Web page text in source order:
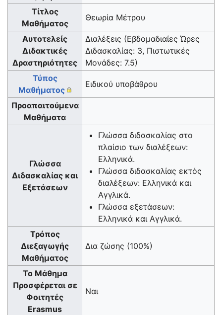
Τίτλος
Μαθήματος
Θεωρία Μέτρου
Αυτοτελείς
Διδακτικές
Δραστηριότητες
Διαλέξεις (Εβδομαδιαίες Ώρες
Διδασκαλίας: 3, Πιστωτικές
Μονάδες: 7.5)
Τύπος
Μαθήματος
Ειδικού υποβάθρου
Προαπαιτούμενα
Μαθήματα
Γλώσσα
Διδασκαλίας και
Εξετάσεων
Γλώσσα διδασκαλίας στο
πλαίσιο των διαλέξεων:
Ελληνικά.
Γλώσσα διδασκαλίας εκτός
διαλέξεων: Ελληνικά και
Αγγλικά.
Γλώσσα εξετάσεων:
Ελληνικά και Αγγλικά.
Τρόπος
Διεξαγωγής
Μαθήματος
Δια ζώσης (100%)
Το Μάθημα
Προσφέρεται σε
Φοιτητές
Erasmus
Ναι